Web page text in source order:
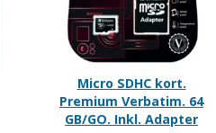
Micro SDHC kort.
Premium Verbatim. 64
GB/GO. Inkl. Adapter